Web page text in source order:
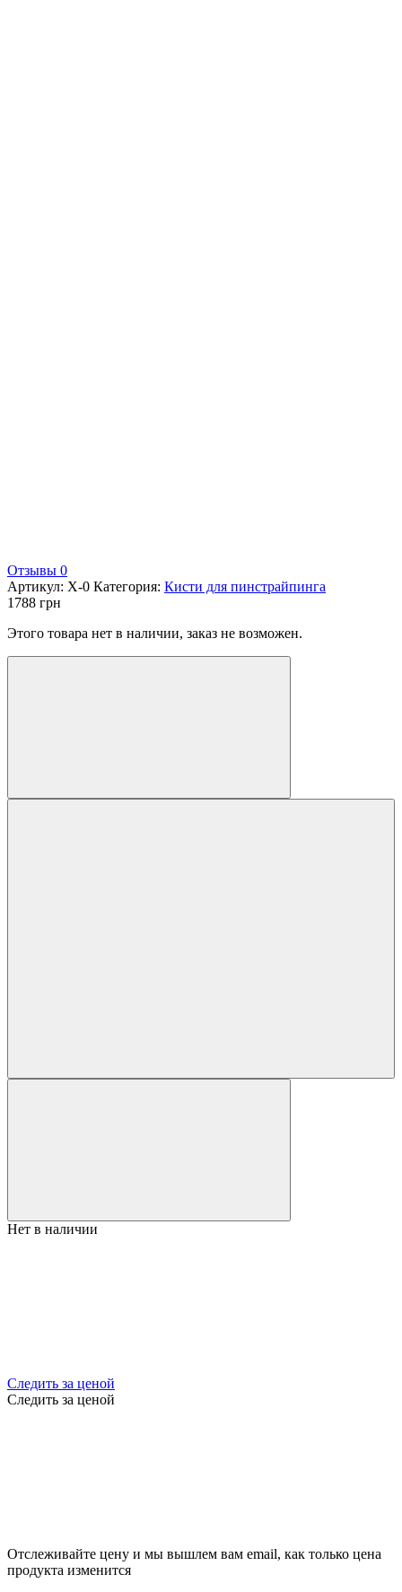
Отзывы 0
Артикул: X-0 Категория: Кисти для пинстрайпинга
1788 грн
Этого товара нет в наличии, заказ не возможен.
Нет в наличии
Следить за ценой
Следить за ценой
Отслеживайте цену и мы вышлем вам email, как только цена
продукта изменится